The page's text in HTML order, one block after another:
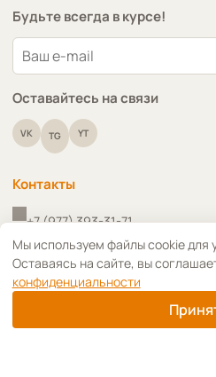
Будьте всегда в курсе!
Оставайтесь на связи
VK TG YT
Контакты
+7 (977) 393-31-71
+7 (910) 418-91-09
Мы используем файлы cookie для
Оставаясь на сайте, вы
конфиденциальности